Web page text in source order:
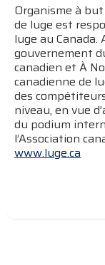
Organisme à
de luge est
luge au Canada.
gouvernement
canadien et À
canadienne de
des
niveau, en vue
du podium
l’Association
www.luge.ca